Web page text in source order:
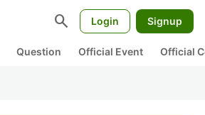
search Login Signup
Question Official Event Official